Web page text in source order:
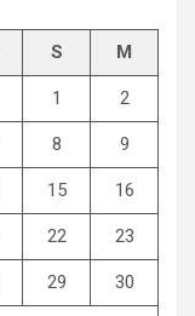
S M
1 2
8 9
15 16
22 23
29 30